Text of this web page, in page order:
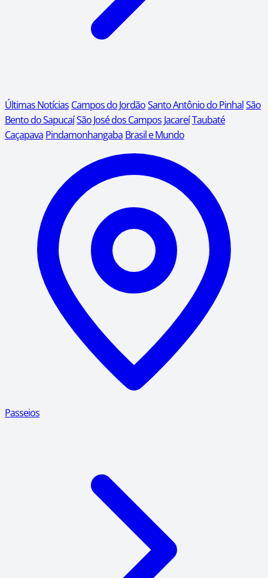
Últimas Notícias Campos do JordãoSanto Antônio do PinhalSão
Bento do SapucaíSão José dos Campos JacareíTaubaté
Caçapava Pindamonhangaba Brasil e Mundo
Passeios